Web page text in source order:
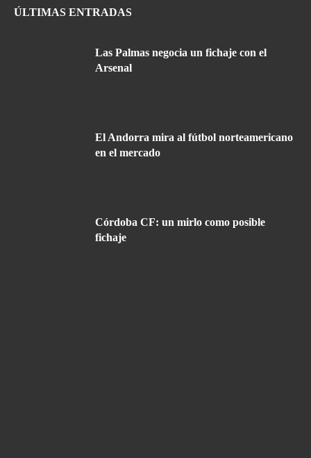
ÚLTIMAS ENTRADAS
Las Palmas negocia un fichaje con el
Arsenal
El Andorra mira al fútbol norteamericano
en el mercado
Córdoba CF: un mirlo como posible
fichaje